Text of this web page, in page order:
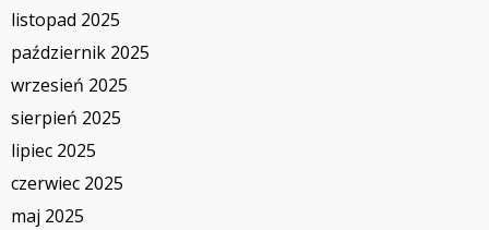
listopad 2025
październik 2025
wrzesień 2025
sierpień 2025
lipiec 2025
czerwiec 2025
maj 2025